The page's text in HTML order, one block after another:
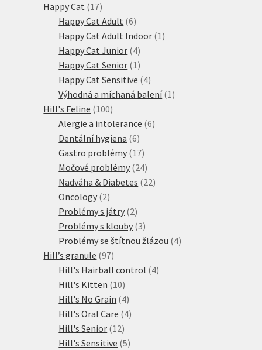
Happy Cat 1717
produktů
Happy Cat Adult 66
produktů
Happy Cat Adult Indoor 1 1
Happy Cat Junior 44
produkty
Happy Cat Senior 1 1
produkt
Happy Cat Sensitive 44
produkty
Výhodná a míchaná balení 1 1
Hill's Feline 100100
produktů
Alergie a intolerance 66
Dentální hygiena 66
produktů
Gastro problémy 1717
produktů
Močové problémy 2424
produktů
Nadváha & Diabetes 2222
Oncology 22
produkty
Problémy s játry 22
produkty
Problémy s klouby 33
produkty
Problémy se štítnou žlázou 44
Hill’s granule 9797
produktů
Hill's Hairball control 44
Hill's Kitten 1010
produktů
Hill's No Grain 44
produkty
Hill's Oral Care 44
Hill's Senior 1212
produktů
Hill's Sensitive 55